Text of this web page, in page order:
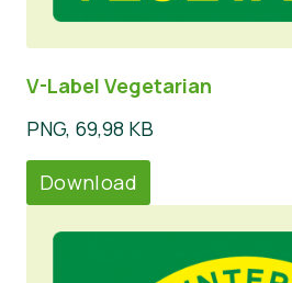
V-Label Vegetarian
PNG, 69,98 KB
Download